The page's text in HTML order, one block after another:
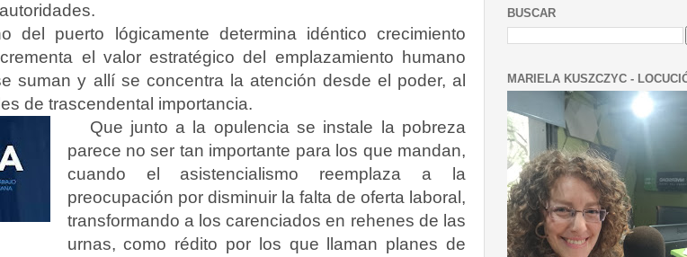
del puerto lógicamente determina idéntico crecimiento
el valor estratégico del emplazamiento humano
suman y allí se concentra la atención desde el poder, al
de trascendental importancia.
Que junto a la opulencia se instale la pobreza
parece no ser tan importante para los que mandan,
cuando el asistencialismo reemplaza a la
preocupación por disminuir la falta de oferta laboral,
transformando a los carenciados en rehenes de las
urnas, como rédito por los que llaman planes de
BUSCAR
MARIELA KUSZCZYC -